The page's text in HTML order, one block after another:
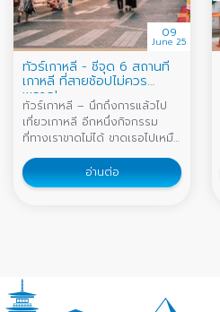
09
June 25
ทัวร์เกาหลี - ชี้จุด 6 สถานที่
เกาหลี ที่สายช้อปไม่ควร
พลาด!
ทัวร์เกาหลี – นึกถึงการแล้วไป
เที่ยวเกาหลี อีกหนึ่งกิจกรรม
ที่ทางเราขาดไม่ได้ ขาดเธอไปเหมือ
ใช่มั้ยล่ะ (ถ้า covid-19 หายเมื่อ
ไหร่เราไปกัน หึหึ!)
อ่านต่อ